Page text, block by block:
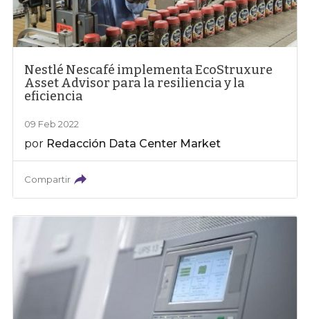
Nestlé Nescafé implementa EcoStruxure
Asset Advisor para la resiliencia y la
eficiencia
09 Feb 2022
por Redacción Data Center Market
Compartir